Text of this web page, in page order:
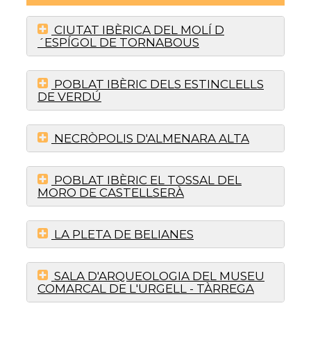
CIUTAT IBÈRICA DEL MOLÍ D
´ESPÍGOL DE TORNABOUS
POBLAT IBÈRIC DELS ESTINCLELLS
DE VERDÚ
NECRÒPOLIS D'ALMENARA ALTA
POBLAT IBÈRIC EL TOSSAL DEL
MORO DE CASTELLSERÀ
LA PLETA DE BELIANES
SALA D'ARQUEOLOGIA DEL MUSEU
COMARCAL DE L'URGELL - TÀRREGA